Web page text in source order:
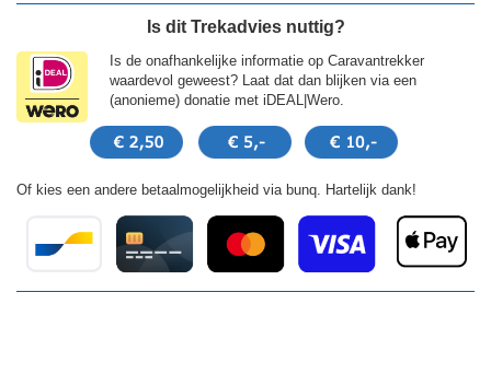
Is dit Trekadvies nuttig?
Is de onafhankelijke informatie op Caravantrekker
waardevol geweest? Laat dat dan blijken via een
(anonieme) donatie met iDEAL|Wero.
Of kies een andere betaalmogelijkheid via bunq. Hartelijk dank!